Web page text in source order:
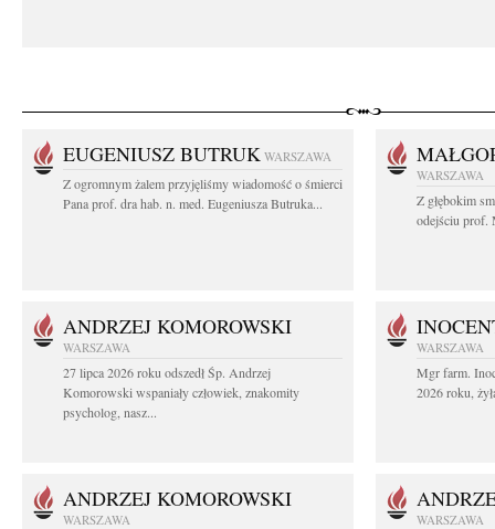
EUGENIUSZ BUTRUK WARSZAWA
Z ogromnym żalem przyjęliśmy wiadomość o śmierci
Pana prof. dra hab. n. med. Eugeniusza Butruka...
WARSZAWA
Z głębokim
odejściu prof.
ANDRZEJ KOMOROWSKI
WARSZAWA
27 lipca 2026 roku odszedł Śp. Andrzej
Komorowski wspaniały człowiek, znakomity
psycholog, nasz...
WARSZAWA
Mgr farm.
2026 roku,
ANDRZEJ KOMOROWSKI
WARSZAWA WARSZAWA